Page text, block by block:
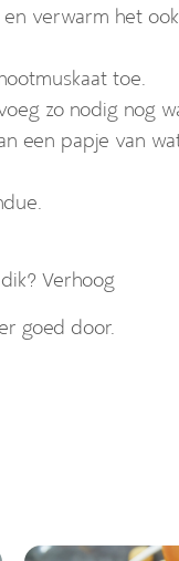
verwarm het
toe.
zo nodig nog
een papje van
Verhoog
goed door.